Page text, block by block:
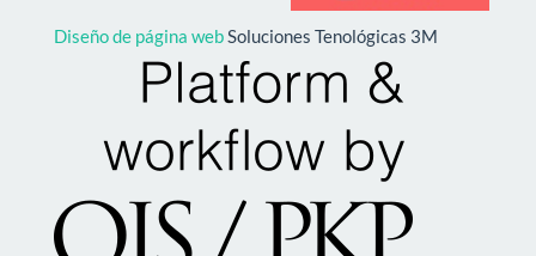
Diseño de página web Soluciones Tenológicas 3M